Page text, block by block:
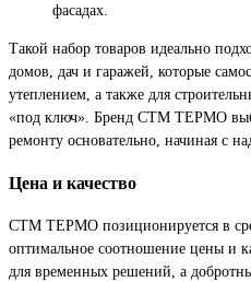
фасадах.
Такой набор товаров идеально
домов, дач и гаражей, которые
утеплением, а также для
«под ключ». Бренд СТМ ТЕРМО
ремонту основательно, начиная с
Цена и качество
СТМ ТЕРМО позиционируется в
оптимальное соотношение цены и
для временных решений, а